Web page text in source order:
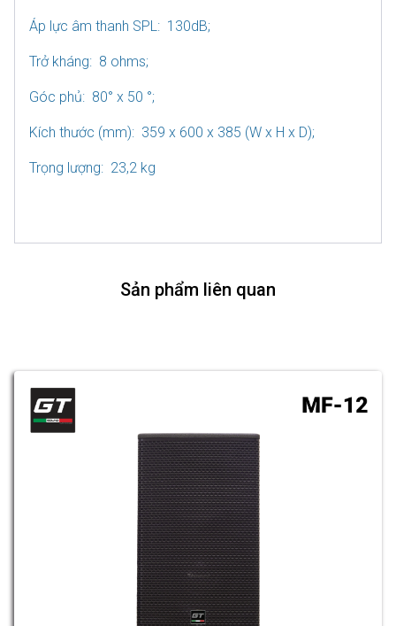
Áp lực âm thanh SPL: 130dB;
Trở kháng: 8 ohms;
Góc phủ: 80° x 50 °;
Kích thước (mm): 359 x 600 x 385 (W x H x D);
Trọng lượng: 23,2 kg
Sản phẩm liên quan